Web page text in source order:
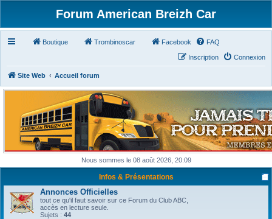
Forum American Breizh Car
Boutique Trombinoscar Facebook FAQ
Connexion
Inscription
Site Web Accueil forum
Nous sommes le 08 août 2026, 20:09
Infos & Présentations
Annonces Officielles
tout ce qu'il faut savoir sur ce Forum du Club ABC,
accès en lecture seule.
Sujets : 44